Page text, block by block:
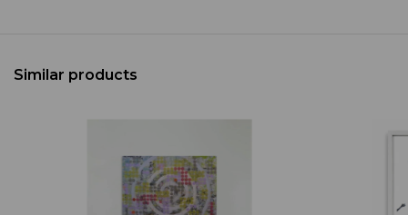
Similar products